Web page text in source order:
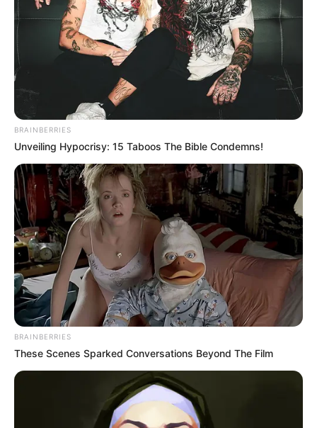
BRAINBERRIES
Unveiling Hypocrisy: 15 Taboos The Bible Condemns!
BRAINBERRIES
These Scenes Sparked Conversations Beyond The Film